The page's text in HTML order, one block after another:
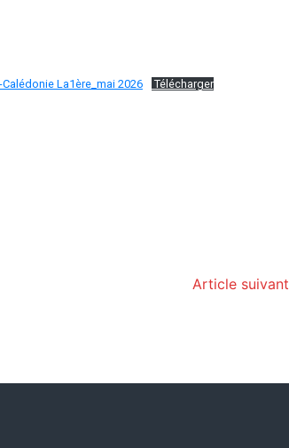
La1ère_mai 2026 Télécharger
Article suivant